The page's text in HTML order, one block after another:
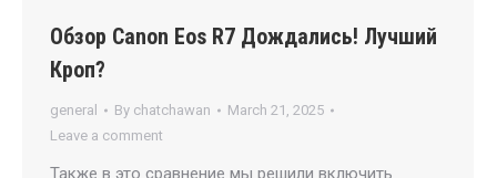
Обзор Canon Eos R7 Дождались! Лучший
Кроп?
general By chatchawan
March 21, 2025
Leave a comment
Также в это сравнение мы решили включить